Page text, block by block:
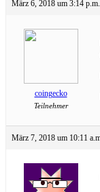
März 6, 2018 um 3:14
coingecko
Teilnehmer
März 7, 2018 um 10:11